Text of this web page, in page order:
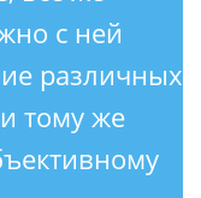
с ней
различных
тому же